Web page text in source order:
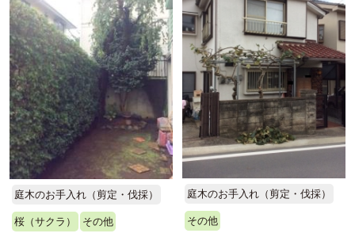
庭木のお手入れ（剪定・伐採）
桜（サクラ） その他
庭木のお手入れ（剪定・伐採）
その他